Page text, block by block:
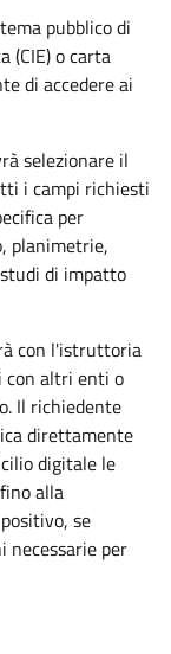
pubblico di
(CIE) o carta
di accedere ai
selezionare il
i campi richiesti
per
planimetrie,
di impatto
con l'istruttoria
con altri enti o
Il richiedente
direttamente
digitale le
alla
se
necessarie per